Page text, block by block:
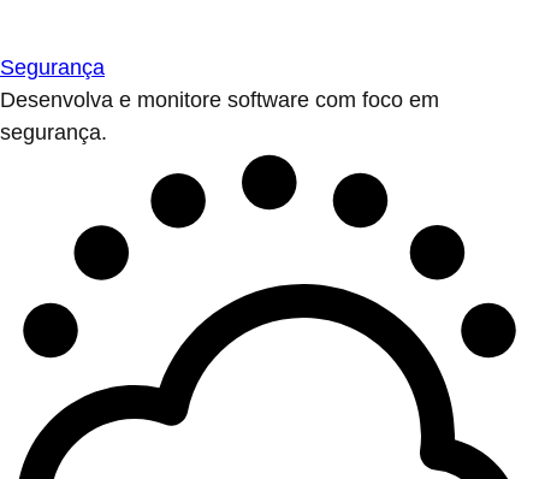
Segurança
Desenvolva e monitore software com foco em
segurança.